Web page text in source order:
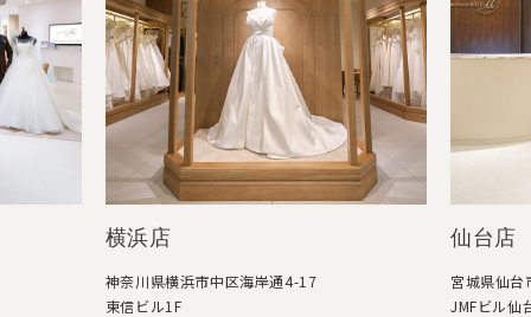
仙台店
宮城県仙台市青葉区中央4-10-3
JMFビル仙台01 1階
東
東京
TEL